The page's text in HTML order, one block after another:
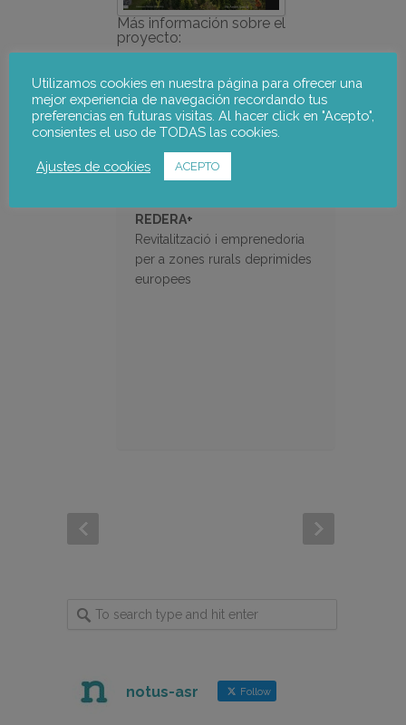
Más información sobre el
proyecto:
REDERA+
Revitalització i emprenedoria
per a zones rurals deprimides
europees
notus-asr Follow
Utilizamos cookies en nuestra página para ofrecer una
mejor experiencia de navegación recordando tus
preferencias en futuras visitas. Al hacer click en "Acepto",
consientes el uso de TODAS las cookies.
Ajustes de cookies ACEPTO